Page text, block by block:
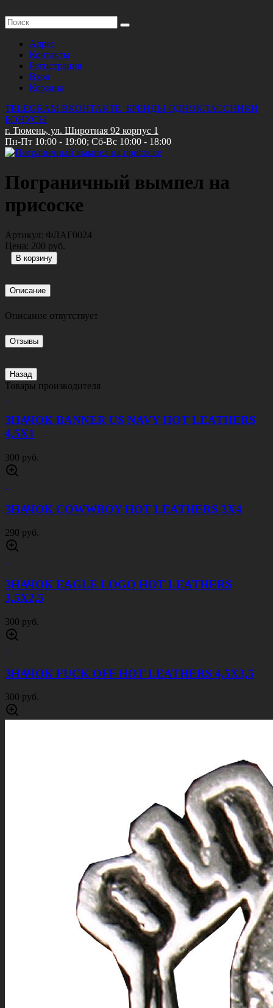
Адрес
Контакты
Регистрация
Вход
Корзина
TELEGRAM ВКОНТАКТЕ
БРЕНДЫ
ОДНОКЛАССНИКИ
г. Тюмень, ул. Широтная 92 корпус 1
Пн-Пт 10:00 - 19:00; Сб-Вс 10:00 - 18:00
Пограничный вымпел на
присоске
Артикул: ФЛАГ0024
Цена: 200 руб.
Описание
Описание отвутствует
Отзывы
Назад
Товары производителя
ЗНАЧОК BANNER US NAVY HOT LEATHERS
4,5Х1
300 руб.
ЗНАЧОК COWWBOY HOT LEATHERS 3Х4
290 руб.
ЗНАЧОК EAGLE LOGO HOT LEATHERS
3,5Х2,5
300 руб.
ЗНАЧОК FUCK OFF HOT LEATHERS 4,5Х3,5
300 руб.